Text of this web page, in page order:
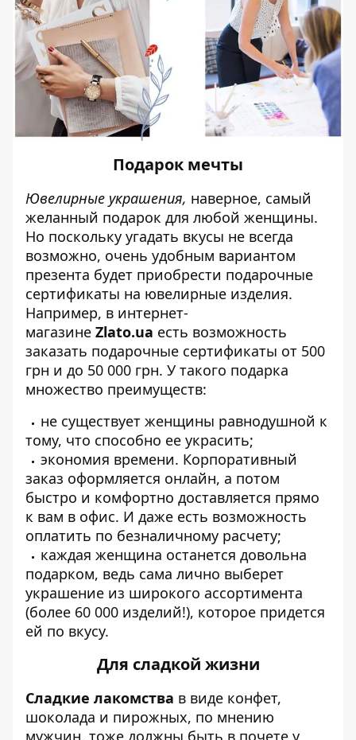
Подарок мечты
Ювелирные украшения, наверное, самый
желанный подарок для любой женщины.
Но поскольку угадать вкусы не всегда
возможно, очень удобным вариантом
презента будет приобрести подарочные
сертификаты на ювелирные изделия.
Например, в интернет-
магазине Zlato.ua есть возможность
заказать подарочные сертификаты от 500
грн и до 50 000 грн. У такого подарка
множество преимуществ:
не существует женщины равнодушной к
тому, что способно ее украсить;
экономия времени. Корпоративный
заказ оформляется онлайн, а потом
быстро и комфортно доставляется прямо
к вам в офис. И даже есть возможность
оплатить по безналичному расчету;
каждая женщина останется довольна
подарком, ведь сама лично выберет
украшение из широкого ассортимента
(более 60 000 изделий!), которое придется
ей по вкусу.
Для сладкой жизни
Сладкие лакомства в виде конфет,
шоколада и пирожных, по мнению
мужчин, тоже должны быть в почете у